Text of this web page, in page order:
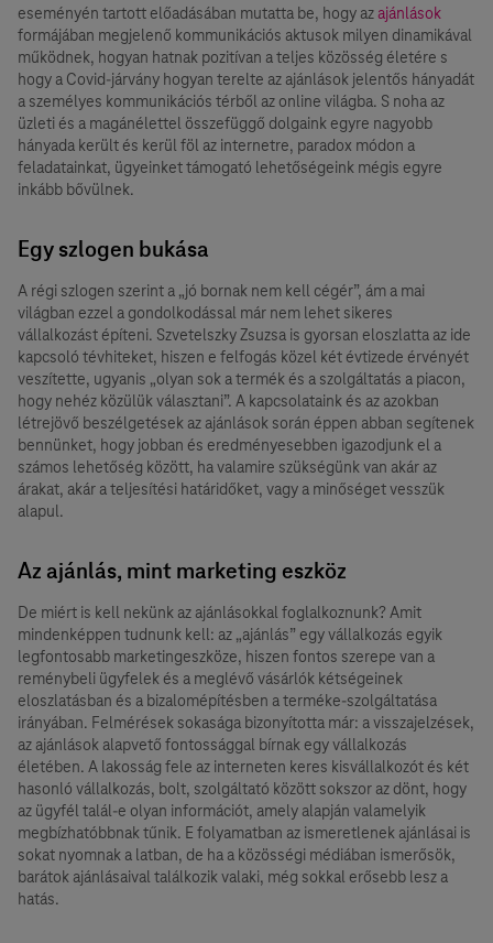
eseményén tartott előadásában mutatta be, hogy azajánlások
formájában megjelenő kommunikációs aktusok milyen dinamikával
működnek, hogyan hatnak pozitívan a teljes közösség életére s
hogy a Covid-járvány hogyan terelte az ajánlások jelentős hányadát
a személyes kommunikációs térből az online világba. S noha az
üzleti és a magánélettel összefüggő dolgaink egyre nagyobb
hányada került és kerül föl az internetre, paradox módon a
feladatainkat, ügyeinket támogató lehetőségeink mégis egyre
inkább bővülnek.
Egy szlogen bukása
A régi szlogen szerint a „jó bornak nem kell cégér”, ám a mai
világban ezzel a gondolkodással már nem lehet sikeres
vállalkozást építeni. Szvetelszky Zsuzsa is gyorsan eloszlatta az ide
kapcsoló tévhiteket, hiszen e felfogás közel két évtizede érvényét
veszítette, ugyanis „olyan sok a termék és a szolgáltatás a piacon,
hogy nehéz közülük választani”. A kapcsolataink és az azokban
létrejövő beszélgetések az ajánlások során éppen abban segítenek
bennünket, hogy jobban és eredményesebben igazodjunk el a
számos lehetőség között, ha valamire szükségünk van akár az
árakat, akár a teljesítési határidőket, vagy a minőséget vesszük
alapul.
Az ajánlás, mint marketing eszköz
De miért is kell nekünk az ajánlásokkal foglalkoznunk? Amit
mindenképpen tudnunk kell: az „ajánlás” egy vállalkozás egyik
legfontosabb marketingeszköze, hiszen fontos szerepe van a
reménybeli ügyfelek és a meglévő vásárlók kétségeinek
eloszlatásban és a bizalomépítésben a terméke-szolgáltatása
irányában. Felmérések sokasága bizonyította már: a visszajelzések,
az ajánlások alapvető fontossággal bírnak egy vállalkozás
életében. A lakosság fele az interneten keres kisvállalkozót és két
hasonló vállalkozás, bolt, szolgáltató között sokszor az dönt, hogy
az ügyfél talál-e olyan információt, amely alapján valamelyik
megbízhatóbbnak tűnik. E folyamatban az ismeretlenek ajánlásai is
sokat nyomnak a latban, de ha a közösségi médiában ismerősök,
barátok ajánlásaival találkozik valaki, még sokkal erősebb lesz a
hatás.